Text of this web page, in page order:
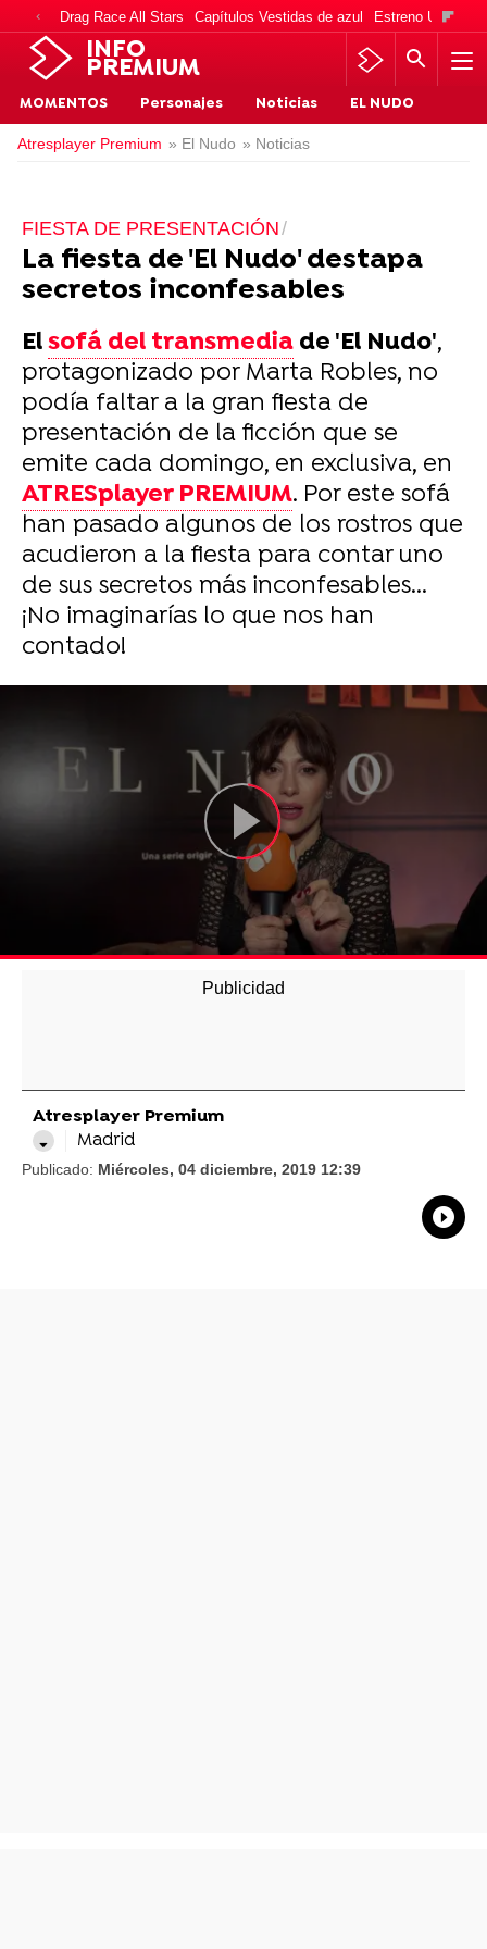
Drag Race All Stars Capítulos Vestidas de azul Estreno Una
INFO
PREMIUM
MOMENTOS Personajes Noticias EL NUDO
Atresplayer Premium » El Nudo » Noticias
FIESTA DE PRESENTACIÓN
La fiesta de 'El Nudo' destapa
secretos inconfesables
Elsofá del transmedia de 'El Nudo',
protagonizado por Marta Robles, no
podía faltar a la gran fiesta de
presentación de la ficción que se
emite cada domingo, en exclusiva, en
ATRESplayer PREMIUM. Por este sofá
han pasado algunos de los rostros que
acudieron a la fiesta para contar uno
de sus secretos más inconfesables...
¡No imaginarías lo que nos han
contado!
Atresplayer Premium
Madrid
Publicado: Miércoles, 04 diciembre, 2019 12:39